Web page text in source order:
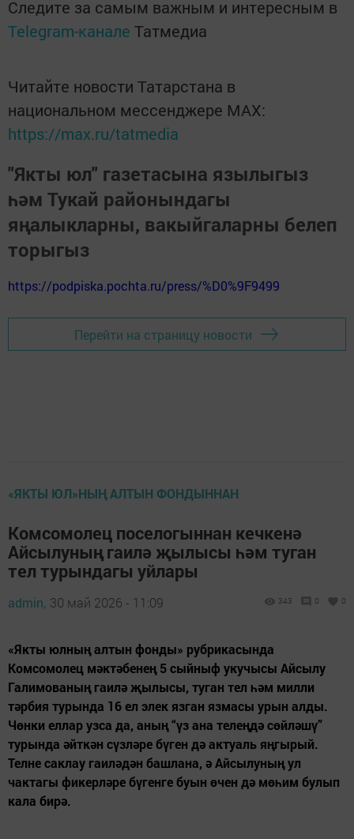
Следите за самым важным и интересным в
Telegram-канале Татмедиа
Читайте новости Татарстана в
национальном мессенджере MАХ:
https://max.ru/tatmedia
"Якты юл" газетасына язылыгыз
һәм Тукай районындагы
яңалыкларны, вакыйгаларны белеп
торыгыз
https://podpiska.pochta.ru/press/%D0%9F9499
Перейти на страницу новости
«ЯКТЫ ЮЛ»НЫҢ АЛТЫН ФОНДЫННАН
Комсомолец поселогыннан кечкенә
Айсылуның гаилә җылысы һәм туган
тел турындагы уйлары
admin, 30 май 2026 - 11:09 343 0 0
«Якты юлның алтын фонды» рубрикасында
Комсомолец мәктәбенең 5 сыйныф укучысы Айсылу
Галимованың гаилә җылысы, туган тел һәм милли
тәрбия турында 16 ел элек язган язмасы урын алды.
Чөнки еллар узса да, аның “үз ана телеңдә сөйләшү”
турында әйткән сүзләре бүген дә актуаль яңгырый.
Телне саклау гаиләдән башлана, ә Айсылуның ул
чактагы фикерләре бүгенге буын өчен дә мөһим булып
кала бирә.